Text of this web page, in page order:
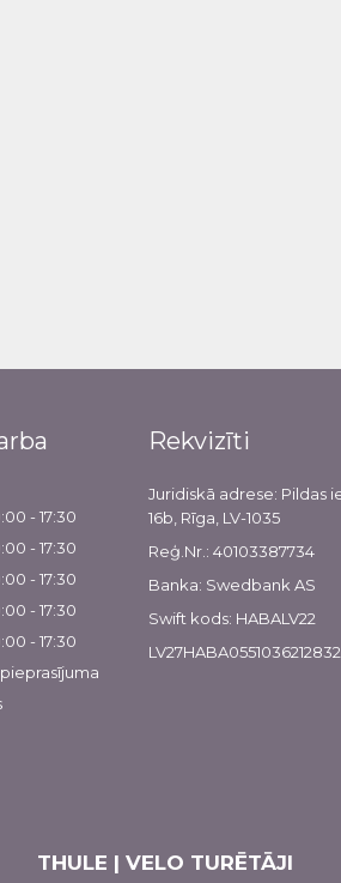
- 17:30
- 17:30
- 17:30
- 17:30
- 17:30
Rekvizīti
Juridiskā adrese: Pildas
16b, Rīga, LV-1035
Reģ.Nr.: 40103387734
Banka: Swedbank AS
Swift kods: HABALV22
LV27HABA0551036212832
THULE | VELO TURĒTĀJI